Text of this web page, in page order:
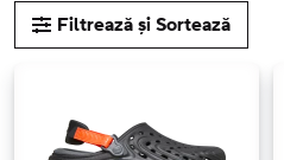
Filtrează și Sortează